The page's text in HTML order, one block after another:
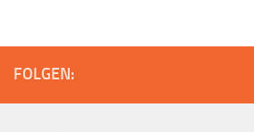
FOLGEN: